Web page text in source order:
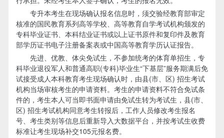
专升本考生在现场确认报名信息时，须交验经教育部审定
核准的国民教育系列高等学校、高等教育自学考试机构颁发的
专科毕业证书、本科结业证书或以上证书原件和复印件及教育
部学历证书电子注册备案表或中国高等教育学历认证报告。
先进、优教、体尖免试生，不参加统考的体育单招生，专
科毕业退役军人和普通高职(专科)毕业生“下基层”服务期满后免
试接受成人本科教育考生现场确认时，由县(市、区) 招生考试
机构当场审核考生的申请资料。考生的申请资料不符合免试条
件的，考生本人可当即书面申请由免试生转为考试生，县(市、
区) 招生考试机构同意考生转报后，工作人员修改考生报名
号、考生类别等信息后重新导入大数据平台，并按考试生收费
标准让考生现场补交105元报名费。